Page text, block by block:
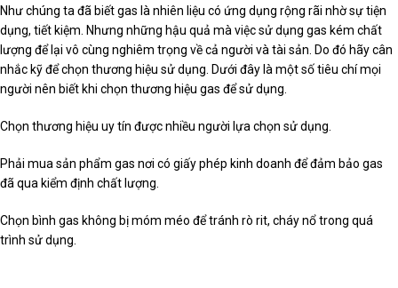
Như chúng ta đã biết gas là nhiên liệu có ứng dụng rộng rãi nhờ sự tiện
dụng, tiết kiệm. Nhưng những hậu quả mà việc sử dụng gas kém chất
lượng để lại vô cùng nghiêm trọng về cả người và tài sản. Do đó hãy cân
nhắc kỹ để chọn thương hiệu sử dụng. Dưới đây là một số tiêu chí mọi
người nên biết khi chọn thương hiệu gas để sử dụng.
Chọn thương hiệu uy tín được nhiều người lựa chọn sử dụng.
Phải mua sản phẩm gas nơi có giấy phép kinh doanh để đảm bảo gas
đã qua kiểm định chất lượng.
Chọn bình gas không bị móm méo để tránh rò rit, cháy nổ trong quá
trình sử dụng.